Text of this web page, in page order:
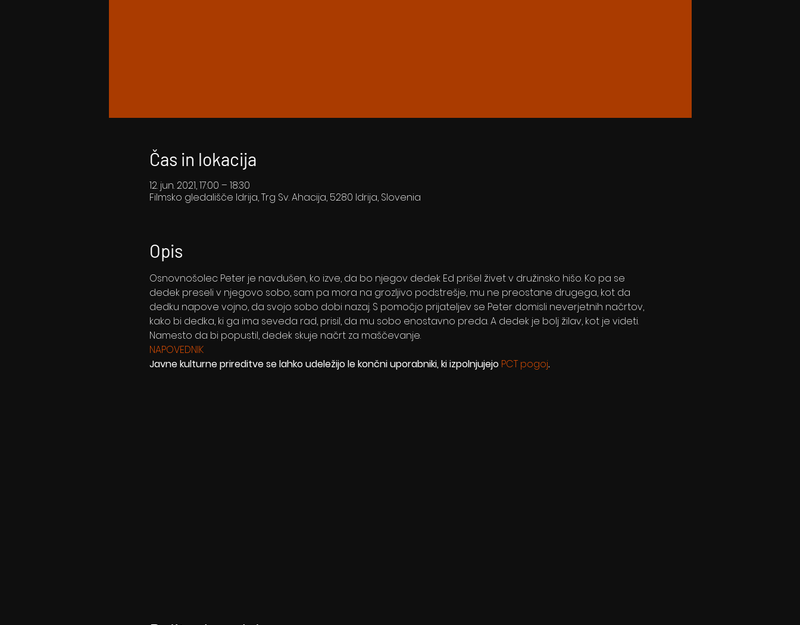
Čas in lokacija
12. jun. 2021, 17:00 – 18:30
Filmsko gledališče Idrija, Trg Sv. Ahacija, 5280 Idrija, Slovenia
Opis
Osnovnošolec Peter je navdušen, ko izve, da bo njegov dedek Ed prišel živet v družinsko hišo. Ko pa se
dedek preseli v njegovo sobo, sam pa mora na grozljivo podstrešje, mu ne preostane drugega, kot da
dedku napove vojno, da svojo sobo dobi nazaj. S pomočjo prijateljev se Peter domisli neverjetnih načrtov,
kako bi dedka, ki ga ima seveda rad, prisil, da mu sobo enostavno preda. A dedek je bolj žilav, kot je videti.
Namesto da bi popustil, dedek skuje načrt za maščevanje.
NAPOVEDNIK
Javne kulturne prireditve se lahko udeležijo le končni uporabniki, ki izpolnjujejo PCT pogoj.